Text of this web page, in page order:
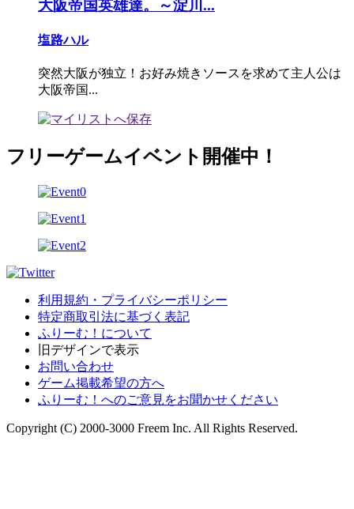
大阪帝国英雄達。～淀川...
塩路ハル
突然大阪が独立！お好み焼きソースを求めて主人公は
大阪帝国...
フリーゲームイベント開催中！
利用規約・プライバシーポリシー
特定商取引法に基づく表記
ふりーむ！について
旧デザインで表示
お問い合わせ
ゲーム掲載希望の方へ
ふりーむ！へのご意見をお聞かせください
Copyright (C) 2000-3000 Freem Inc. All Rights Reserved.